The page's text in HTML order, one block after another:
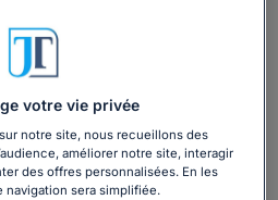
devis d'avocats
votre vie privée
notre site, nous recueillons des
améliorer notre site, interagir
des offres personnalisées. En les
navigation sera simplifiée.